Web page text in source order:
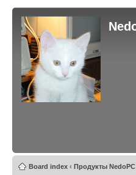
Board index ‹ Продукты NedoPC